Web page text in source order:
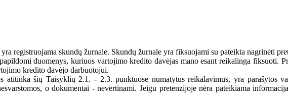
registruojama skundų žurnale. Skundų žurnale yra fiksuojami su pateikta nagrinėti
duomenys, kuriuos vartojimo kredito davėjas mano esant reikalinga fiksuoti.
kredito davėjo darbuotojui.
atitinka šių Taisyklių 2.1. - 2.3. punktuose numatytus reikalavimus, yra parašytos
o dokumentai - nevertinami. Jeigu pretenzijoje nėra pateikiama